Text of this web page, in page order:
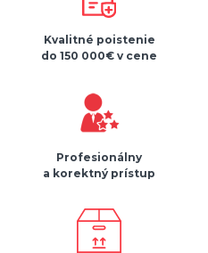
Kvalitné poistenie
do 150 000€ v cene
Profesionálny
a korektný prístup